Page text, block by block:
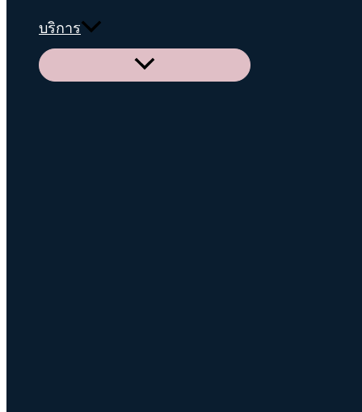
บริการ
Menu